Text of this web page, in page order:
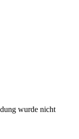
wurde nicht